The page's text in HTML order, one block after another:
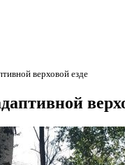
верховой езде